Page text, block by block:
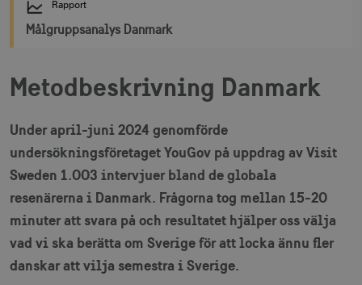
Rapport
Målgruppsanalys Danmark
Metodbeskrivning Danmark
Under april-juni 2024 genomförde
undersökningsföretaget YouGov på uppdrag av Visit
Sweden 1.003 intervjuer bland de globala
resenärerna i Danmark. Frågorna tog mellan 15-20
minuter att svara på och resultatet hjälper oss välja
vad vi ska berätta om Sverige för att locka ännu fler
danskar att vilja semestra i Sverige.